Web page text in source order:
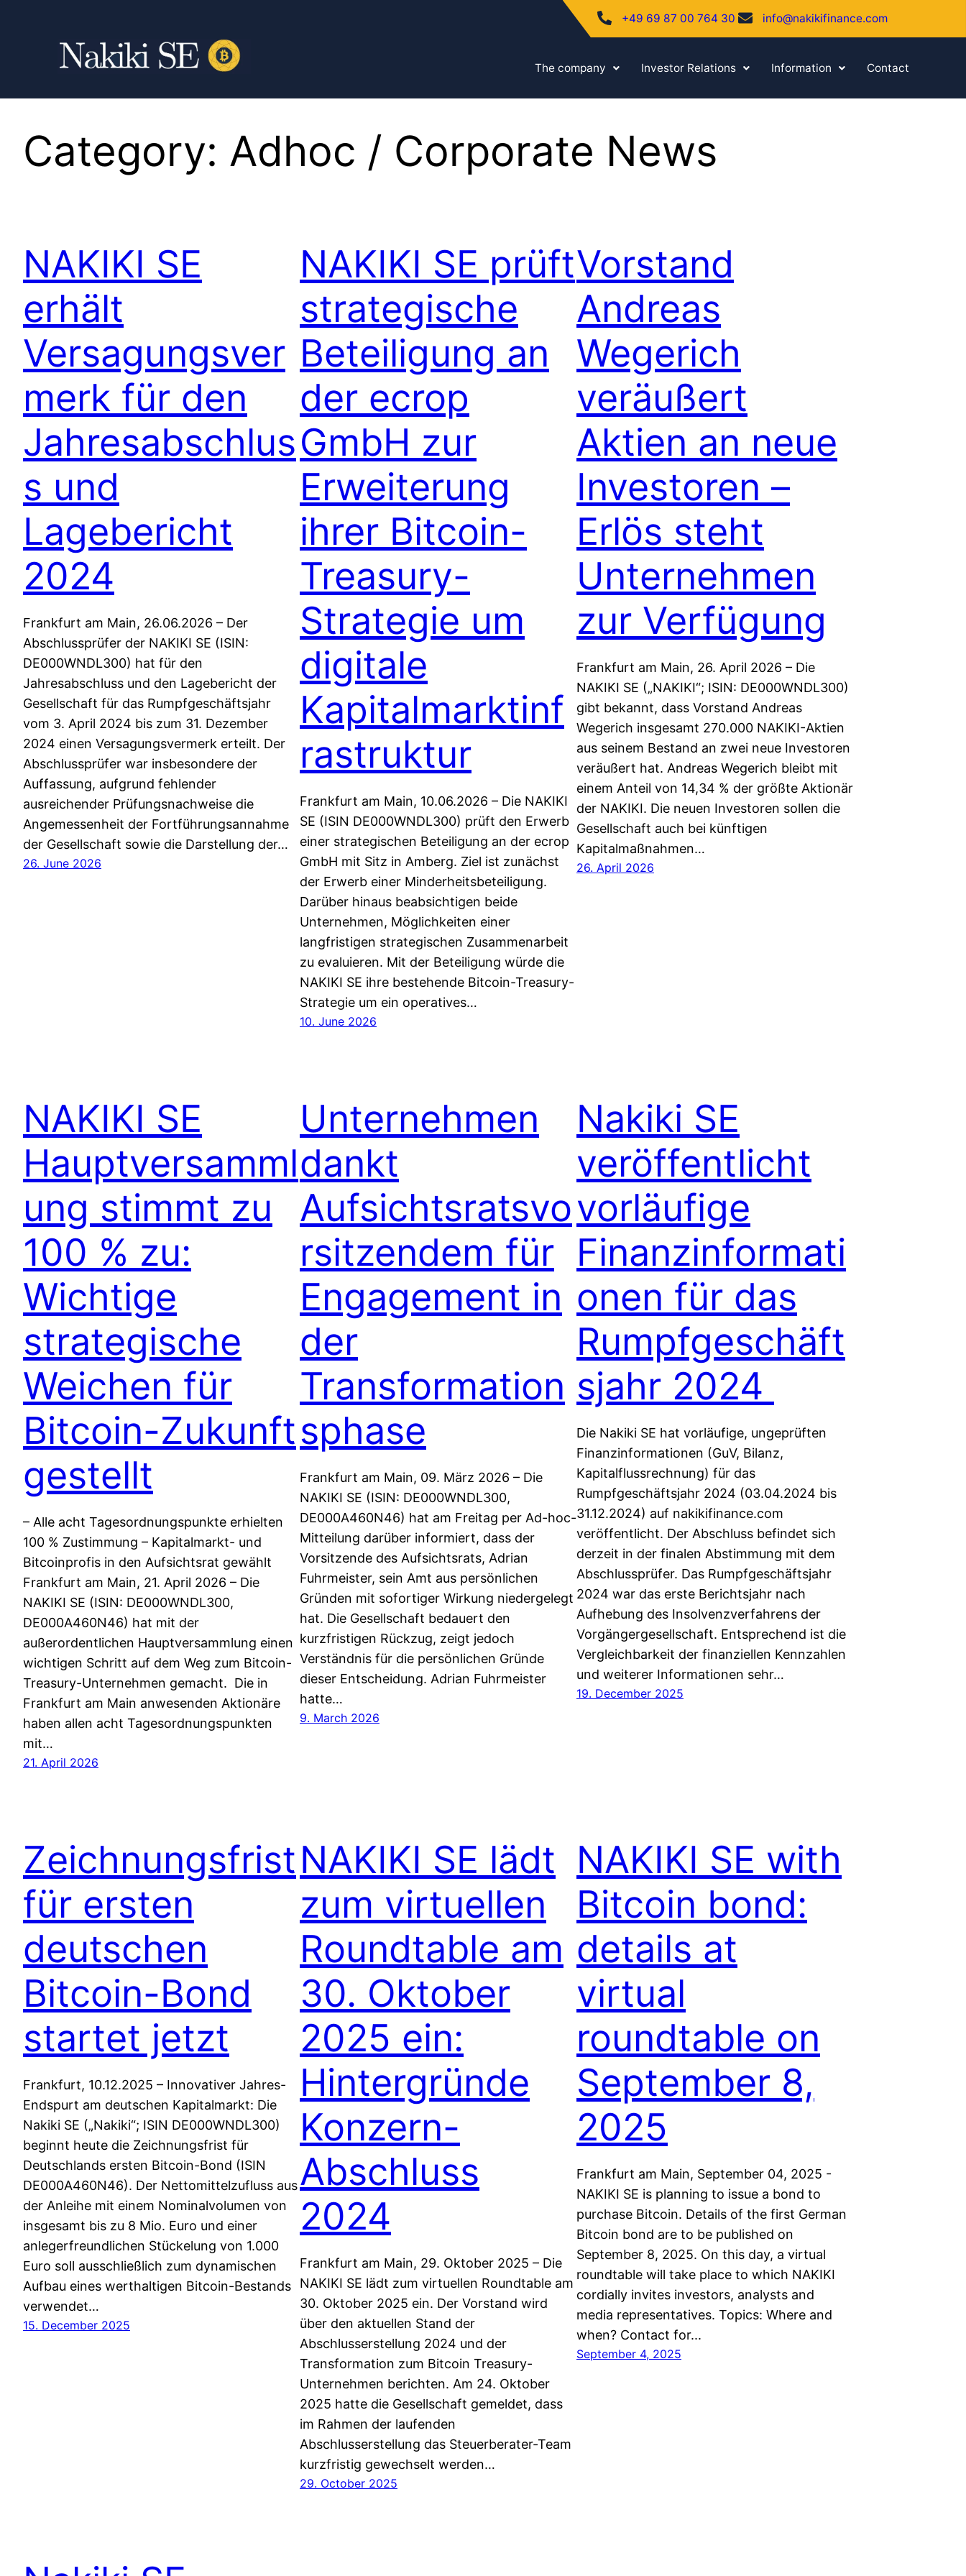
+49 69 87 00 764 30 info@nakikifinance.com
The company Investor Relations Information Contact
Category: Adhoc / Corporate News
NAKIKI SE
erhält
Versagungsver
merk für den
Jahresabschlus
s und
Lagebericht
2024
Frankfurt am Main, 26.06.2026 – Der
Abschlussprüfer der NAKIKI SE (ISIN:
DE000WNDL300) hat für den
Jahresabschluss und den Lagebericht der
Gesellschaft für das Rumpfgeschäftsjahr
vom 3. April 2024 bis zum 31. Dezember
2024 einen Versagungsvermerk erteilt. Der
Abschlussprüfer war insbesondere der
Auffassung, aufgrund fehlender
ausreichender Prüfungsnachweise die
Angemessenheit der Fortführungsannahme
der Gesellschaft sowie die Darstellung der…
26. June 2026
NAKIKI SE prüft
strategische
Beteiligung an
der ecrop
GmbH zur
Erweiterung
ihrer Bitcoin-
Treasury-
Strategie um
digitale
Kapitalmarktinf
rastruktur
Frankfurt am Main, 10.06.2026 – Die NAKIKI
SE (ISIN DE000WNDL300) prüft den Erwerb
einer strategischen Beteiligung an der ecrop
GmbH mit Sitz in Amberg. Ziel ist zunächst
der Erwerb einer Minderheitsbeteiligung.
Darüber hinaus beabsichtigen beide
Unternehmen, Möglichkeiten einer
langfristigen strategischen Zusammenarbeit
zu evaluieren. Mit der Beteiligung würde die
NAKIKI SE ihre bestehende Bitcoin-Treasury-
Strategie um ein operatives…
10. June 2026
Vorstand
Andreas
Wegerich
veräußert
Aktien an neue
Investoren –
Erlös steht
Unternehmen
zur Verfügung
Frankfurt am Main, 26. April 2026 – Die
NAKIKI SE („NAKIKI“; ISIN: DE000WNDL300)
gibt bekannt, dass Vorstand Andreas
Wegerich insgesamt 270.000 NAKIKI-Aktien
aus seinem Bestand an zwei neue Investoren
veräußert hat. Andreas Wegerich bleibt mit
einem Anteil von 14,34 % der größte Aktionär
der NAKIKI. Die neuen Investoren sollen die
Gesellschaft auch bei künftigen
Kapitalmaßnahmen…
26. April 2026
NAKIKI SE
Hauptversamml
ung stimmt zu
100 % zu:
Wichtige
strategische
Weichen für
Bitcoin-Zukunft
gestellt
– Alle acht Tagesordnungspunkte erhielten
100 % Zustimmung – Kapitalmarkt- und
Bitcoinprofis in den Aufsichtsrat gewählt
Frankfurt am Main, 21. April 2026 – Die
NAKIKI SE (ISIN: DE000WNDL300,
DE000A460N46) hat mit der
außerordentlichen Hauptversammlung einen
wichtigen Schritt auf dem Weg zum Bitcoin-
Treasury-Unternehmen gemacht. Die in
Frankfurt am Main anwesenden Aktionäre
haben allen acht Tagesordnungspunkten
mit…
21. April 2026
Unternehmen
dankt
Aufsichtsratsvo
rsitzendem für
Engagement in
der
Transformation
sphase
Frankfurt am Main, 09. März 2026 – Die
NAKIKI SE (ISIN: DE000WNDL300,
DE000A460N46) hat am Freitag per Ad-hoc-
Mitteilung darüber informiert, dass der
Vorsitzende des Aufsichtsrats, Adrian
Fuhrmeister, sein Amt aus persönlichen
Gründen mit sofortiger Wirkung niedergelegt
hat. Die Gesellschaft bedauert den
kurzfristigen Rückzug, zeigt jedoch
Verständnis für die persönlichen Gründe
dieser Entscheidung. Adrian Fuhrmeister
hatte…
9. March 2026
Nakiki SE
veröffentlicht
vorläufige
Finanzinformati
onen für das
Rumpfgeschäft
sjahr 2024
Die Nakiki SE hat vorläufige, ungeprüften
Finanzinformationen (GuV, Bilanz,
Kapitalflussrechnung) für das
Rumpfgeschäftsjahr 2024 (03.04.2024 bis
31.12.2024) auf nakikifinance.com
veröffentlicht. Der Abschluss befindet sich
derzeit in der finalen Abstimmung mit dem
Abschlussprüfer. Das Rumpfgeschäftsjahr
2024 war das erste Berichtsjahr nach
Aufhebung des Insolvenzverfahrens der
Vorgängergesellschaft. Entsprechend ist die
Vergleichbarkeit der finanziellen Kennzahlen
und weiterer Informationen sehr…
19. December 2025
Zeichnungsfrist
für ersten
deutschen
Bitcoin-Bond
startet jetzt
Frankfurt, 10.12.2025 – Innovativer Jahres-
Endspurt am deutschen Kapitalmarkt: Die
Nakiki SE („Nakiki“; ISIN DE000WNDL300)
beginnt heute die Zeichnungsfrist für
Deutschlands ersten Bitcoin-Bond (ISIN
DE000A460N46). Der Nettomittelzufluss aus
der Anleihe mit einem Nominalvolumen von
insgesamt bis zu 8 Mio. Euro und einer
anlegerfreundlichen Stückelung von 1.000
Euro soll ausschließlich zum dynamischen
Aufbau eines werthaltigen Bitcoin-Bestands
verwendet…
15. December 2025
NAKIKI SE lädt
zum virtuellen
Roundtable am
30. Oktober
2025 ein:
Hintergründe
Konzern-
Abschluss
2024
Frankfurt am Main, 29. Oktober 2025 – Die
NAKIKI SE lädt zum virtuellen Roundtable am
30. Oktober 2025 ein. Der Vorstand wird
über den aktuellen Stand der
Abschlusserstellung 2024 und der
Transformation zum Bitcoin Treasury-
Unternehmen berichten. Am 24. Oktober
2025 hatte die Gesellschaft gemeldet, dass
im Rahmen der laufenden
Abschlusserstellung das Steuerberater-Team
kurzfristig gewechselt werden…
29. October 2025
NAKIKI SE with
Bitcoin bond:
details at
virtual
roundtable on
September 8,
2025
Frankfurt am Main, September 04, 2025 -
NAKIKI SE is planning to issue a bond to
purchase Bitcoin. Details of the first German
Bitcoin bond are to be published on
September 8, 2025. On this day, a virtual
roundtable will take place to which NAKIKI
cordially invites investors, analysts and
media representatives. Topics: Where and
when? Contact for...
September 4, 2025